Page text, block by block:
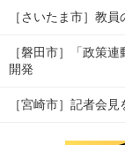
［さいたま市］教
［磐田市］「政策
開発
［宮崎市］記者会